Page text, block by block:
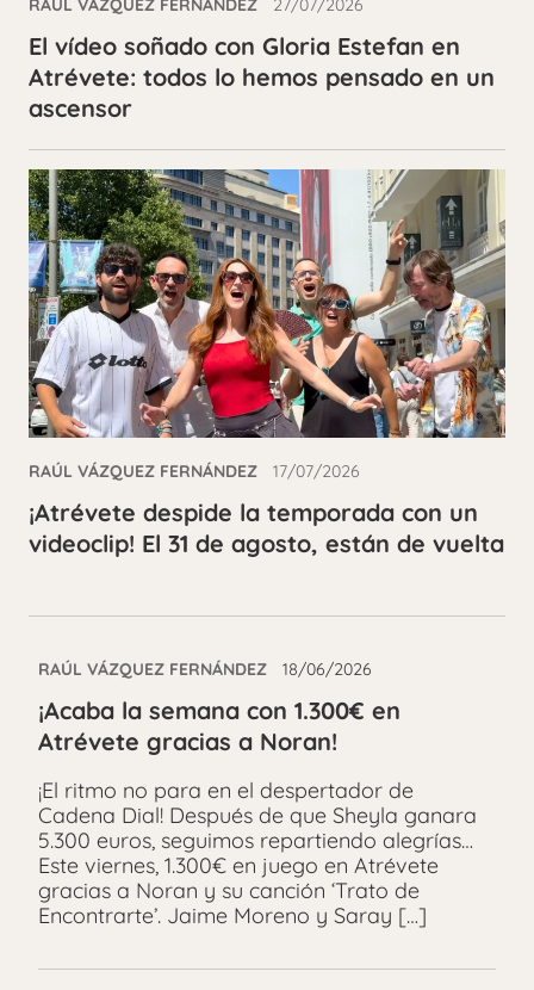
RAÚL VÁZQUEZ FERNÁNDEZ 27/07/2026
El vídeo soñado con Gloria Estefan en
Atrévete: todos lo hemos pensado en un
ascensor
RAÚL VÁZQUEZ FERNÁNDEZ 17/07/2026
¡Atrévete despide la temporada con un
videoclip! El 31 de agosto, están de vuelta
RAÚL VÁZQUEZ FERNÁNDEZ 18/06/2026
¡Acaba la semana con 1.300€ en
Atrévete gracias a Noran!
¡El ritmo no para en el despertador de
Cadena Dial! Después de que Sheyla ganara
5.300 euros, seguimos repartiendo alegrías…
Este viernes, 1.300€ en juego en Atrévete
gracias a Noran y su canción ‘Trato de
Encontrarte’. Jaime Moreno y Saray […]